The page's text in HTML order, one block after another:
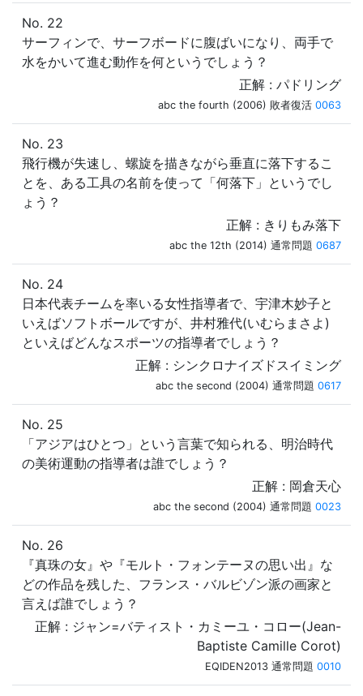
No. 22
サーフィンで、サーフボードに腹ばいになり、両手で
水をかいて進む動作を何というでしょう？
正解 : パドリング
abc the fourth (2006) 敗者復活 0063
No. 23
飛行機が失速し、螺旋を描きながら垂直に落下するこ
とを、ある工具の名前を使って「何落下」というでし
ょう？
正解 : きりもみ落下
abc the 12th (2014) 通常問題 0687
No. 24
日本代表チームを率いる女性指導者で、宇津木妙子と
いえばソフトボールですが、井村雅代(いむらまさよ)
といえばどんなスポーツの指導者でしょう？
正解 : シンクロナイズドスイミング
abc the second (2004) 通常問題 0617
No. 25
「アジアはひとつ」という言葉で知られる、明治時代
の美術運動の指導者は誰でしょう？
正解 : 岡倉天心
abc the second (2004) 通常問題 0023
No. 26
『真珠の女』や『モルト・フォンテーヌの思い出』な
どの作品を残した、フランス・バルビゾン派の画家と
言えば誰でしょう？
正解 : ジャン=バティスト・カミーユ・コロー(Jean-
Baptiste Camille Corot)
EQIDEN2013 通常問題 0010